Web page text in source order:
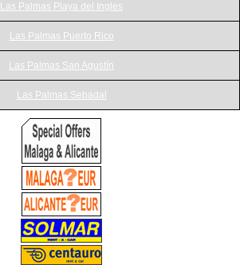
Las Palmas Playa del Ingles
Las Palmas Puerto Rico
Las Palmas San Agustín
Las Palmas Sebadal